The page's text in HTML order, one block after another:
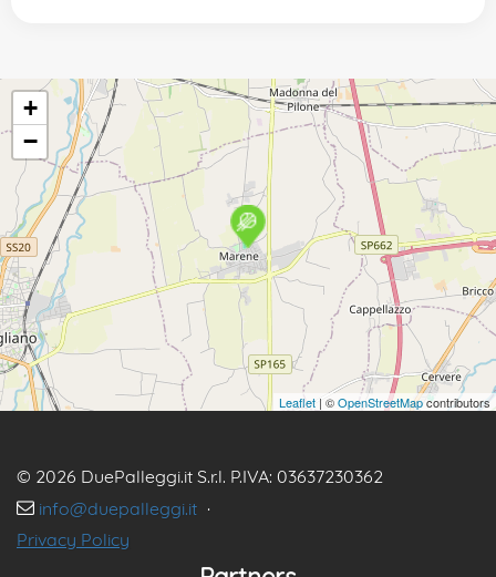
+
−
Leaflet | ©OpenStreetMapcontributors
© 2026 DuePalleggi.it S.r.l. P.IVA: 03637230362
info@duepalleggi.it ·
Privacy Policy